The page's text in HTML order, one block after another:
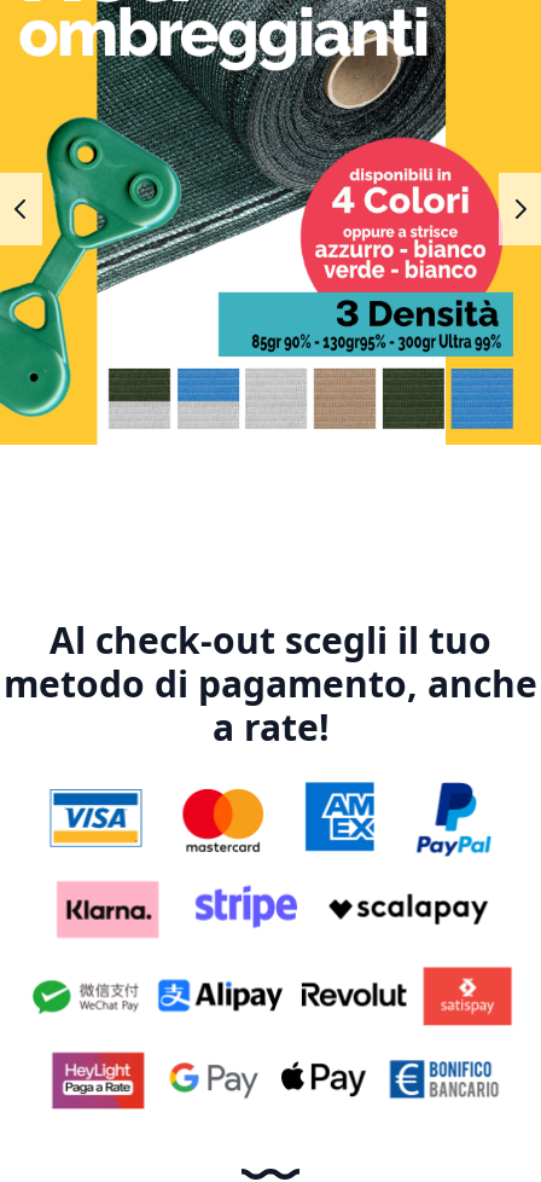
Al check-out scegli il tuo
metodo di pagamento, anche
a rate!